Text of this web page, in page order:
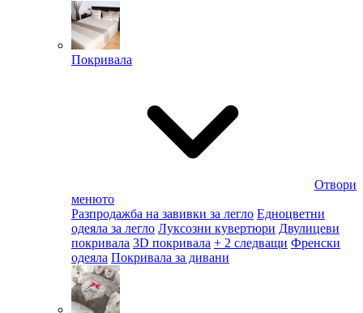
Покривала
Отвори
менюто
Разпродажба на завивки за легло Едноцветни
одеяла за легло Луксозни кувертюри Двулицеви
покривала 3D покривала + 2 следващи Френски
одеяла Покривала за дивани